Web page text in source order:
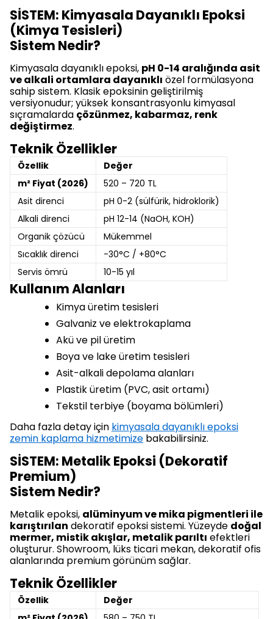
SİSTEM: Kimyasala Dayanıklı Epoksi
(Kimya Tesisleri)
Sistem Nedir?
Kimyasala dayanıklı epoksi, pH 0-14 aralığında asit
ve alkali ortamlara dayanıklı özel formülasyona
sahip sistem. Klasik epoksinin geliştirilmiş
versiyonudur; yüksek konsantrasyonlu kimyasal
sıçramalarda çözünmez, kabarmaz, renk
değiştirmez.
Teknik Özellikler
Özellik
Değer
m² Fiyat (2026)
520 – 720 TL
Asit direnci
pH 0-2 (sülfürik, hidroklorik)
Alkali direnci
pH 12-14 (NaOH, KOH)
Organik çözücü
Mükemmel
Sıcaklık direnci
-30°C / +80°C
Servis ömrü
10-15 yıl
Kullanım Alanları
Kimya üretim tesisleri
Galvaniz ve elektrokaplama
Akü ve pil üretim
Boya ve lake üretim tesisleri
Asit-alkali depolama alanları
Plastik üretim (PVC, asit ortamı)
Tekstil terbiye (boyama bölümleri)
Daha fazla detay için kimyasala dayanıklı epoksi
zemin kaplama hizmetimize bakabilirsiniz.
SİSTEM: Metalik Epoksi (Dekoratif
Premium)
Sistem Nedir?
Metalik epoksi, alüminyum ve mika pigmentleri ile
karıştırılan dekoratif epoksi sistemi. Yüzeyde doğal
mermer, mistik akışlar, metalik parıltı efektleri
oluşturur. Showroom, lüks ticari mekan, dekoratif ofis
alanlarında premium görünüm sağlar.
Teknik Özellikler
Özellik
Değer